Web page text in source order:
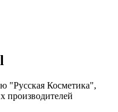
"Русская Косметика",
производителей